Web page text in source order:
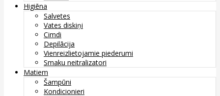
Higiēna
Salvetes
Vates diskiņi
Cimdi
Depilācija
Vienreizlietojamie piederumi
Smaku neitralizatori
Matiem
Šampūni
Kondicionieri